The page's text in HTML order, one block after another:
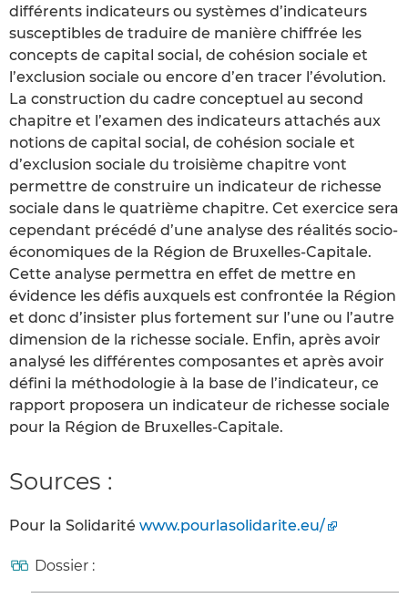
différents indicateurs ou systèmes d’indicateurs
susceptibles de traduire de manière chiffrée les
concepts de capital social, de cohésion sociale et
l’exclusion sociale ou encore d’en tracer l’évolution.
La construction du cadre conceptuel au second
chapitre et l’examen des indicateurs attachés aux
notions de capital social, de cohésion sociale et
d’exclusion sociale du troisième chapitre vont
permettre de construire un indicateur de richesse
sociale dans le quatrième chapitre. Cet exercice sera
cependant précédé d’une analyse des réalités socio-
économiques de la Région de Bruxelles-Capitale.
Cette analyse permettra en effet de mettre en
évidence les défis auxquels est confrontée la Région
et donc d’insister plus fortement sur l’une ou l’autre
dimension de la richesse sociale. Enfin, après avoir
analysé les différentes composantes et après avoir
défini la méthodologie à la base de l’indicateur, ce
rapport proposera un indicateur de richesse sociale
pour la Région de Bruxelles-Capitale.
Sources :
Pour la Solidarité www.pourlasolidarite.eu/
Dossier :